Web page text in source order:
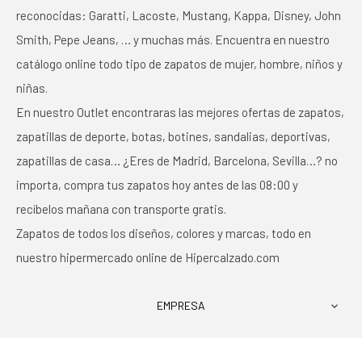
reconocidas: Garatti, Lacoste, Mustang, Kappa, Disney, John
Smith, Pepe Jeans, … y muchas más. Encuentra en nuestro
catálogo online todo tipo de zapatos de mujer, hombre, niños y
niñas.
En nuestro Outlet encontraras las mejores ofertas de zapatos,
zapatillas de deporte, botas, botines, sandalias, deportivas,
zapatillas de casa… ¿Eres de Madrid, Barcelona, Sevilla…? no
importa, compra tus zapatos hoy antes de las 08:00 y
recíbelos mañana con transporte gratis.
Zapatos de todos los diseños, colores y marcas, todo en
nuestro hipermercado online de Hipercalzado.com
EMPRESA 